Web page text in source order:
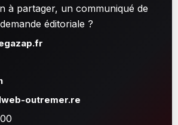
à partager, un communiqué de
éditoriale ?
outremer.re